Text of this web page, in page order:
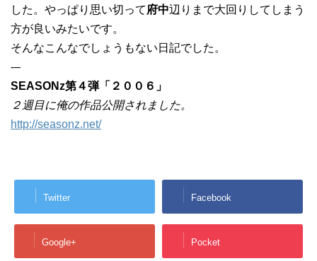
した。やっぱり思い切って府中辺りまで大回りしてしまう
方が良いみたいです。
そんなこんなでしょうもない日記でした。
-–
SEASONz第４弾「２００６」
２週目に俺の作品公開されました。
http://seasonz.net/
Twitter Facebook
Google+ Pocket